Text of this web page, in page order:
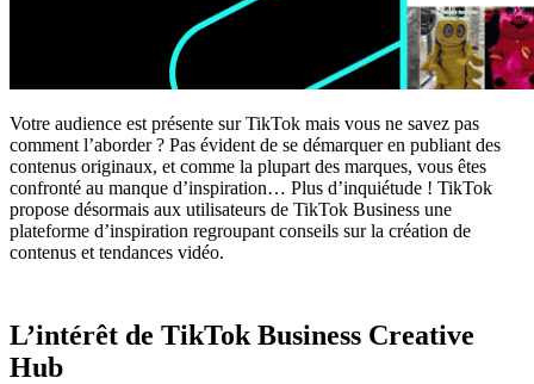
Votre audience est présente sur TikTok mais vous ne savez pas
comment l’aborder ? Pas évident de se démarquer en publiant des
contenus originaux, et comme la plupart des marques, vous êtes
confronté au manque d’inspiration… Plus d’inquiétude ! TikTok
propose désormais aux utilisateurs de TikTok Business une
plateforme d’inspiration regroupant conseils sur la création de
contenus et tendances vidéo.
L’intérêt de TikTok Business Creative
Hub